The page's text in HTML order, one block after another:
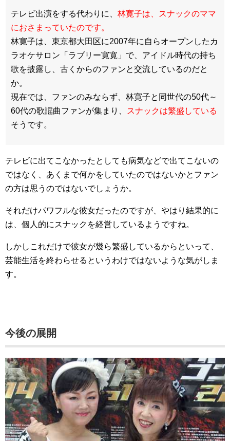
テレビ出演をする代わりに、 林寛子は、スナックのママ
におさまっていたのです。
林寛子は、東京都大田区に2007年に自らオープンしたカ
ラオケサロン「ラブリー寛寛」で、アイドル時代の持ち
歌を披露し、古くからのファンと交流しているのだと
か。
現在では、ファンのみならず、林寛子と同世代の50代～
60代の歌謡曲ファンが集まり、
スナックは繁盛している
そうです。
テレビに出てこなかったとしても病気などで出てこないの
ではなく、あくまで何かをしていたのではないかとファン
の方は思うのではないでしょうか。
それだけパワフルな彼女だったのですが、やはり結果的に
は、個人的にスナックを経営しているようですね。
しかしこれだけで彼女が幾ら繁盛しているからといって、
芸能生活を終わらせるというわけではないような気がしま
す。
今後の展開